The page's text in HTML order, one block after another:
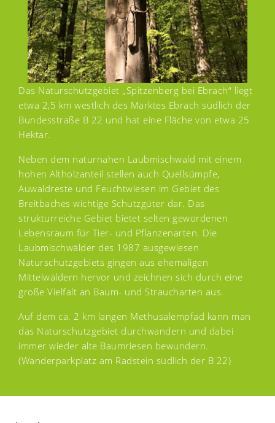
Das Naturschutzgebiet „Spitzenberg bei Ebrach“ liegt
etwa 2,5 km westlich des Marktes Ebrach südlich der
Bundesstraße B 22 und hat eine Fläche von etwa 25
Hektar.
Neben dem naturnahen Laubmischwald mit einem
hohen Altholzanteil stellen auch Quellsümpfe,
Auwaldreste und Feuchtwiesen im Gebiet des
Breitbaches wichtige Schutzgüter dar. Das
strukturreiche Gebiet bietet selten gewordenen
Lebensraum für Tier- und Pflanzenarten. Die
Laubmischwälder des 1987 ausgewiesen
Naturschutzgebiets gingen aus ehemaligen
Mittelwäldern hervor und zeichnen sich durch eine
große Vielfalt an Baum- und Straucharten aus.
Auf dem ca. 2 km langen Methusalempfad kann man
das Naturschutzgebiet durchwandern und dabei
immer wieder alte Baumriesen bewundern.
(Wanderparkplatz am Radstein südlich der B 22)